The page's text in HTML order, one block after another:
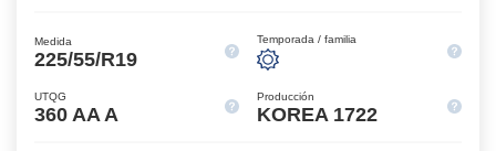
Medida
225/55/R19
Temporada / familia
UTQG
360 AA A
Producción
KOREA 1722